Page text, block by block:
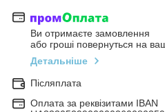
Ви отримаєте замовлення
або гроші повернуться на
Детальніше
Післяплата
Оплата за реквізитами IBAN